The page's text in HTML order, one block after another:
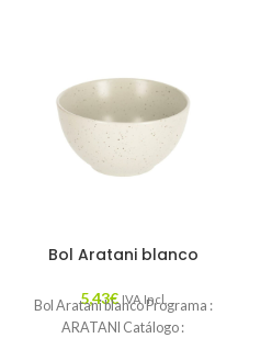
Bol Aratani blanco
5,43€ IVA Incl.
Bol Aratani blanco Programa :
ARATANI Catálogo :